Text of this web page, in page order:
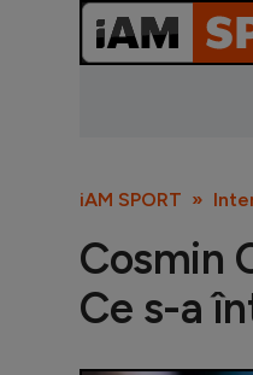
iAM SPORT
Cosmin
Ce s-a